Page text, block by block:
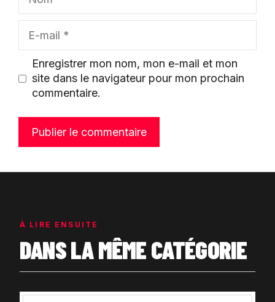
mail
Enregistrer mon nom, mon e-mail et mon
site dans le navigateur pour mon prochain
commentaire.
À LIRE ENSUITE
DANS LA MÊME CATÉGORIE